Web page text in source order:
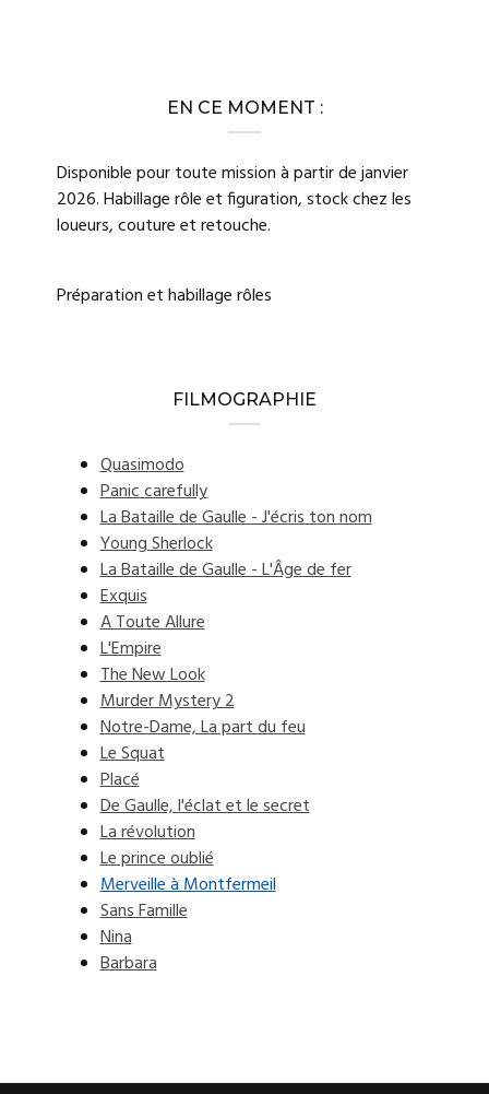
EN CE MOMENT :
Disponible pour toute mission à partir de janvier
2026. Habillage rôle et figuration, stock chez les
loueurs, couture et retouche.
Préparation et habillage rôles
FILMOGRAPHIE
Quasimodo
Panic carefully
La Bataille de Gaulle - J'écris ton nom
Young Sherlock
La Bataille de Gaulle - L'Âge de fer
Exquis
A Toute Allure
L'Empire
The New Look
Murder Mystery 2
Notre-Dame, La part du feu
Le Squat
Placé
De Gaulle, l'éclat et le secret
La révolution
Le prince oublié
Merveille à Montfermeil
Sans Famille
Nina
Barbara